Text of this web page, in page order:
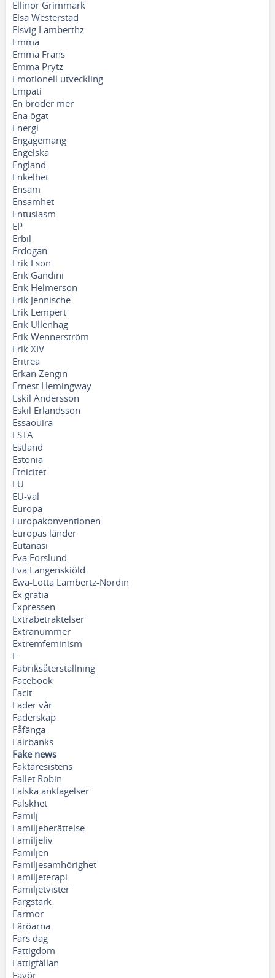
Ellinor Grimmark
Elsa Westerstad
Elsvig Lamberthz
Emma
Emma Frans
Emma Prytz
Emotionell utveckling
Empati
En broder mer
Ena ögat
Energi
Engagemang
Engelska
England
Enkelhet
Ensam
Ensamhet
Entusiasm
EP
Erbil
Erdogan
Erik Eson
Erik Gandini
Erik Helmerson
Erik Jennische
Erik Lempert
Erik Ullenhag
Erik Wennerström
Erik XIV
Eritrea
Erkan Zengin
Ernest Hemingway
Eskil Andersson
Eskil Erlandsson
Essaouira
ESTA
Estland
Estonia
Etnicitet
EU
EU-val
Europa
Europakonventionen
Europas länder
Eutanasi
Eva Forslund
Eva Langenskiöld
Ewa-Lotta Lambertz-Nordin
Ex gratia
Expressen
Extrabetraktelser
Extranummer
Extremfeminism
F
Fabriksåterställning
Facebook
Facit
Fader vår
Faderskap
Fåfänga
Fairbanks
Fake news
Faktaresistens
Fallet Robin
Falska anklagelser
Falskhet
Familj
Familjeberättelse
Familjeliv
Familjen
Familjesamhörighet
Familjeterapi
Familjetvister
Färgstark
Farmor
Färöarna
Fars dag
Fattigdom
Fattigfällan
Favör